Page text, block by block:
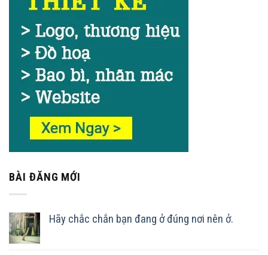
BÀI ĐĂNG MỚI
Hãy chắc chắn bạn đang ở đúng nơi nên ở.